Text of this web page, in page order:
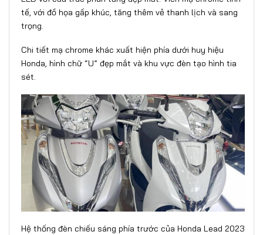
tế, với đồ họa gấp khúc, tăng thêm vẻ thanh lịch và sang
trọng.
Chi tiết mạ chrome khác xuất hiện phía dưới huy hiệu
Honda, hình chữ “U” đẹp mắt và khu vực đèn tạo hình tia
sét.
Hệ thống đèn chiếu sáng phía trước của Honda Lead 2023